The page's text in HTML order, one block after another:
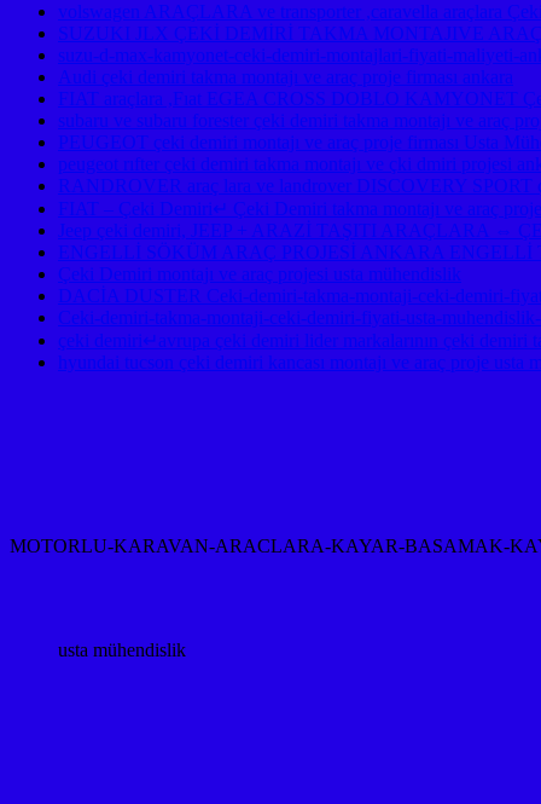
volswagen ARAÇLARA ve transporter ,caravella araçlara
SUZUKI JLX ÇEKİ DEMİRİ TAKMA MONTAJIVE
suzu-d-max-kamyonet-ceki-demiri-montajlari-fiyati-maliyeti-
Audi çeki demiri takma montajı ve araç proje firması ankara
FIAT araçlara ,Fıat EGEA CROSS DOBLO KAMYONET
subaru ve subaru forester çeki demiri takma montajı ve araç
PEUGEOT çeki demiri montajı ve araç proje firması Usta
peugeot rıfter çeki demiri takma montajı ve çki dmiri projesi
RANDROVER araç lara ve landrover DISCOVERY SPORT
FIAT – Çeki Demiri↵ Çeki Demiri takma montajı ve araç proje
Jeep çeki demiri, JEEP + ARAZİ TAŞITI ARAÇLARA ⇔
ENGELLİ SÖKÜM ARAÇ PROJESİ ANKARA
Çeki Demiri montajı ve araç projesi usta mühendislik
DACİA DUSTER Ceki-demiri-takma-montaji-ceki-demiri-
Ceki-demiri-takma-montaji-ceki-demiri-fiyati-usta-
çeki demiri↵avrupa çeki demiri lider markalarının çeki demiri
hyundai tucson çeki demiri kancası montajı ve araç proje usta
MOTORLU-KARAVAN-ARACLARA-KAYAR-BASAMAK-
usta mühendislik